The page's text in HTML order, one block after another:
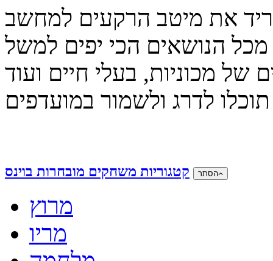
את מיטב הרקעים למחשב
קטגוריות משחקים מובחרות בוינס הסתר
מרוץ
מריו